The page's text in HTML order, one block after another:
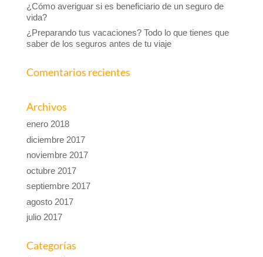
¿Cómo averiguar si es beneficiario de un seguro de
vida?
¿Preparando tus vacaciones? Todo lo que tienes que
saber de los seguros antes de tu viaje
Comentarios recientes
Archivos
enero 2018
diciembre 2017
noviembre 2017
octubre 2017
septiembre 2017
agosto 2017
julio 2017
Categorías